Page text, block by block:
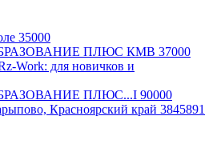
35000
ОБРАЗОВАНИЕ ПЛЮС КМВ 37000
Work: для новичков и
ПЛЮС...I 90000
Красноярский край 3845891